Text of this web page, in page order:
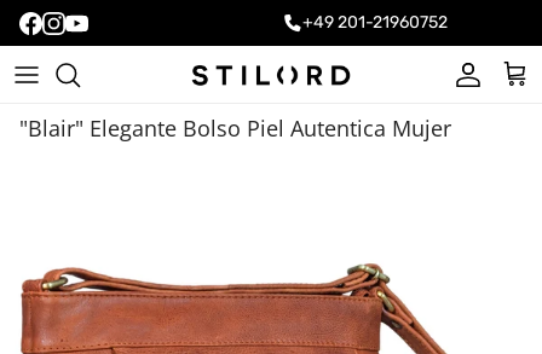
+49 201-21960752
Cuenta
"Blair" Elegante Bolso Piel Autentica Mujer